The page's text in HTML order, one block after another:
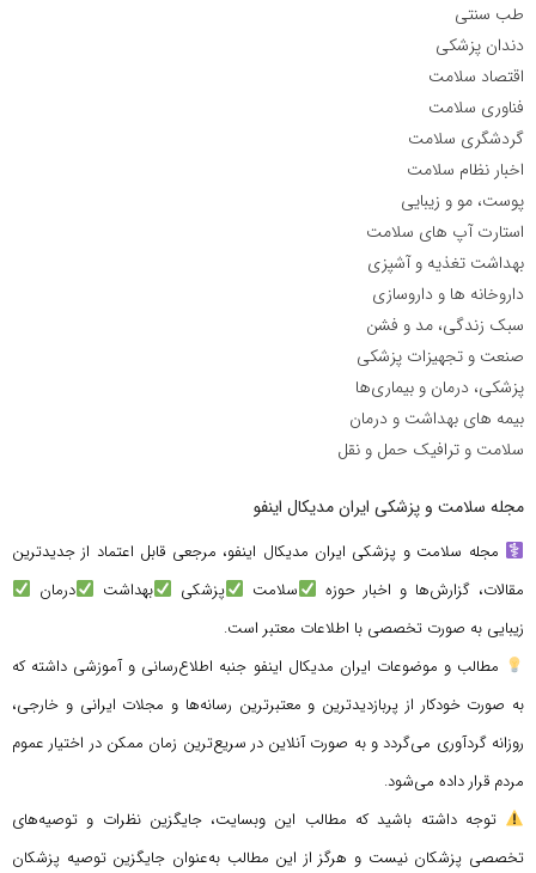
طب سنتی
دندان پزشکی
اقتصاد سلامت
فناوری سلامت
گردشگری سلامت
اخبار نظام سلامت
پوست، مو و زیبایی
استارت آپ های سلامت
بهداشت تغذیه و آشپزی
داروخانه ها و داروسازی
سبک زندگی، مد و فشن
صنعت و تجهیزات پزشکی
پزشکی، درمان و بیماری‌ها
بیمه های بهداشت و درمان
سلامت و ترافیک حمل و نقل
مجله سلامت و پزشکی ایران مدیکال اینفو
مجله سلامت و پزشکی ایران مدیکال اینفو، مرجعی قابل اعتماد از جدیدترین
مقالات، گزارش‌ها و اخبار حوزه
سلامت پزشکی بهداشت
درمان
زیبایی به صورت تخصصی با اطلاعات معتبر است.
مطالب و موضوعات ایران مدیکال اینفو جنبه اطلاع‌رسانی و آموزشی داشته که
به صورت خودکار از پربازدیدترین و معتبرترین رسانه‌ها و مجلات ایرانی و خارجی،
روزانه گردآوری می‌گردد و به صورت آنلاین در سریع‌ترین زمان ممکن در اختیار عموم
مردم قرار داده می‌شود.
توجه داشته باشید که مطالب این وبسایت، جایگزین نظرات و توصیه‌های
تخصصی پزشکان نیست و هرگز از این مطالب به‌عنوان جایگزین توصیه پزشکان